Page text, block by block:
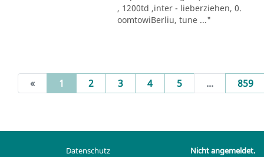
, 1200td ,inter - lieberziehen, 0.
oomtowiBerliu, tune ..."
« 1 (current)
2 3 4 5 ... 859
Datenschutz
Nicht angemeldet.